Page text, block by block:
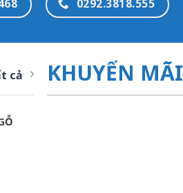
0292.3818.555
cả KHUYẾN MÃI